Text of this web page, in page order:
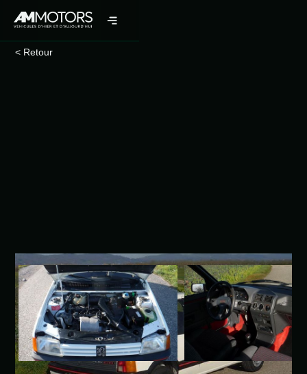
< Retour